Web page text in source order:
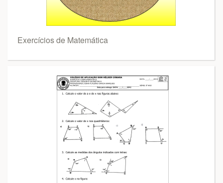
Exercícios de Matemática